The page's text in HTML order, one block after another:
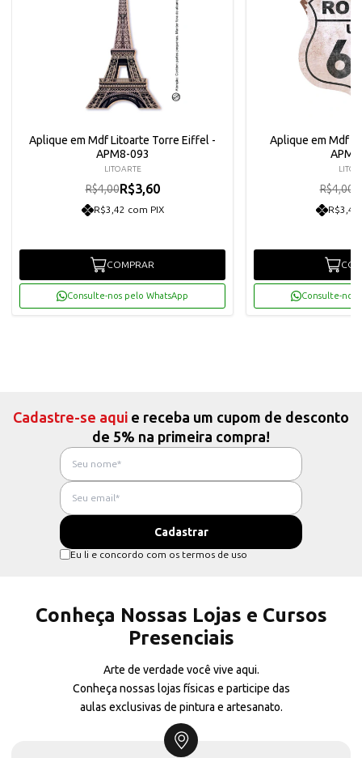
Aplique em Mdf Litoarte Torre Eiffel -
APM8-093
LITOARTE
R$4,00R$3,60
R$3,42 com PIX
COMPRAR
Consulte-nos pelo WhatsApp
Aplique em Mdf
R$4,00
R$3,42
Consulte-nos
Cadastre-se aqui e receba um cupom de desconto
de 5% na primeira compra!
Eu li e concordo com os termos de uso
Conheça Nossas Lojas e Cursos
Presenciais
Arte de verdade você vive aqui.
Conheça nossas lojas físicas e participe das
aulas exclusivas de pintura e artesanato.